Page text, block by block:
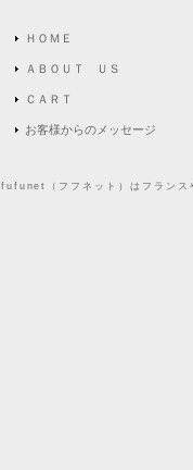
ＨＯＭＥ
ＡＢＯＵＴ ＵＳ
ＣＡＲＴ
お客様からのメッセージ
fufunet（フフネット）はフランス